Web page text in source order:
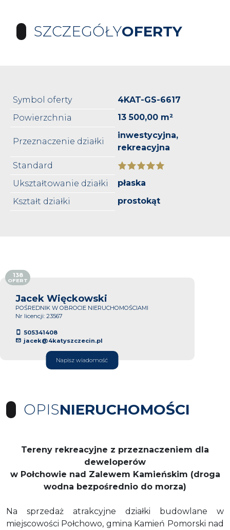
SZCZEGÓŁYOFERTY
Symbol oferty
4KAT-GS-6617
Powierzchnia
13 500,00 m²
Przeznaczenie działki
inwestycyjna,
rekreacyjna
Standard
Ukształtowanie działki
płaska
Kształt działki
prostokąt
Jacek Więckowski
POŚREDNIK W OBROCIE NIERUCHOMOŚCIAMI
Nr licencji: 23567
505341408
jacek@4katyszczecin.pl
Napisz wiadomość
138
OFERT
OPISNIERUCHOMOŚCI
Tereny rekreacyjne z przeznaczeniem dla
deweloperów
w Połchowie nad Zalewem Kamieńskim (droga
wodna bezpośrednio do morza)
Na sprzedaż atrakcyjne działki budowlane w
miejscowości Połchowo, gmina Kamień Pomorski nad